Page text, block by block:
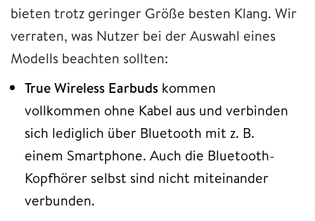
bieten trotz geringer Größe besten Klang. Wir
verraten, was Nutzer bei der Auswahl eines
Modells beachten sollten:
True Wireless Earbuds kommen
vollkommen ohne Kabel aus und verbinden
sich lediglich über Bluetooth mit z. B.
einem Smartphone. Auch die Bluetooth-
Kopfhörer selbst sind nicht miteinander
verbunden.